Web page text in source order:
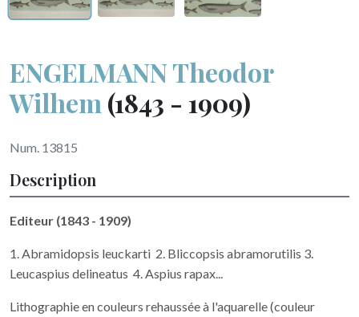
ENGELMANN Theodor
Wilhem (1843 - 1909)
Num. 13815
Description
Editeur (1843 - 1909)
1. Abramidopsis leuckarti 2. Bliccopsis abramorutilis 3.
Leucaspius delineatus 4. Aspius rapax...
Lithographie en couleurs rehaussée à l'aquarelle (couleur